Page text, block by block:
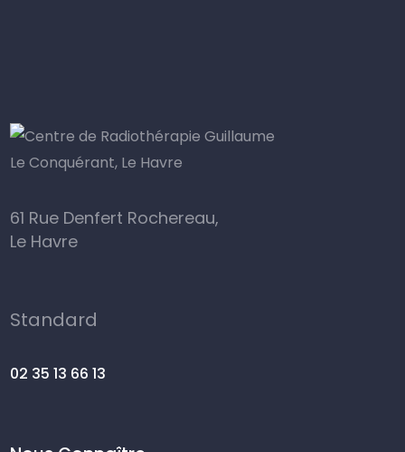
61 Rue Denfert Rochereau,
Le Havre
Standard
02 35 13 66 13